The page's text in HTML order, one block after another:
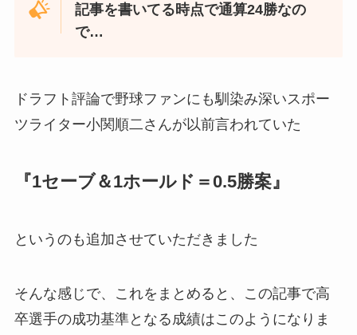
記事を書いてる時点で通算24勝なの
で…
ドラフト評論で野球ファンにも馴染み深いスポー
ツライター小関順二さんが以前言われていた
『1セーブ＆1ホールド＝0.5勝案』
というのも追加させていただきました
そんな感じで、これをまとめると、この記事で高
卒選手の成功基準となる成績はこのようになりま